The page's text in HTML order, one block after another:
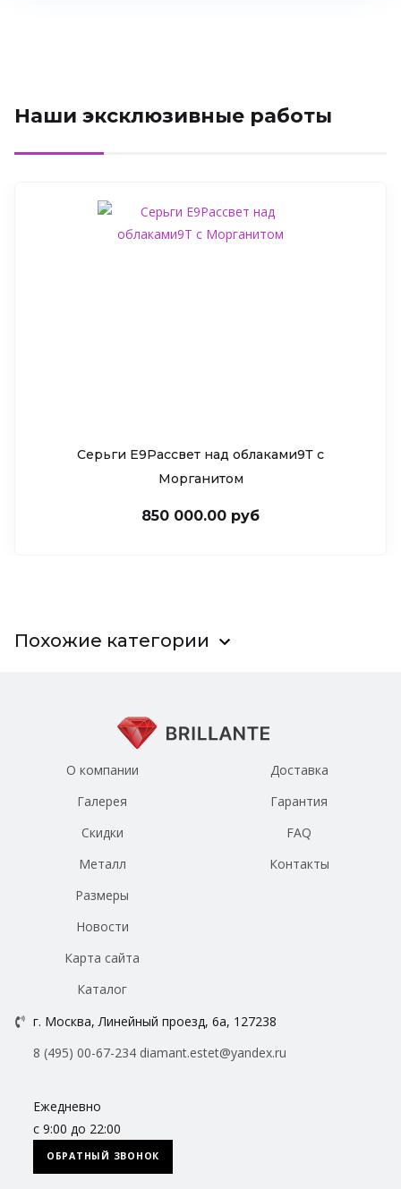
Наши эксклюзивные работы
Серьги Е9Рассвет над облаками9Т c
Морганитом
850 000.00 руб
Похожие категории
О компании
Галерея
Скидки
Металл
Размеры
Новости
Доставка
Гарантия
FAQ
Контакты
Карта сайта
Каталог
г. Москва, Линейный проезд, 6а, 127238
8 (495) 00-67-234 diamant.estet@yandex.ru
Ежедневно
с 9:00 до 22:00
ОБРАТНЫЙ ЗВОНОК